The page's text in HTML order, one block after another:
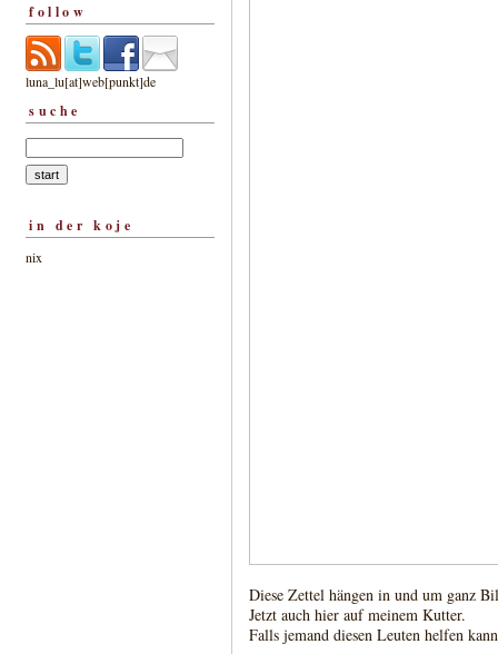
follow
luna_lu[at]web[punkt]de
suche
in der koje
nix
Diese Zettel hängen in und um ganz
Jetzt auch hier auf meinem Kutter.
Falls jemand diesen Leuten helfen